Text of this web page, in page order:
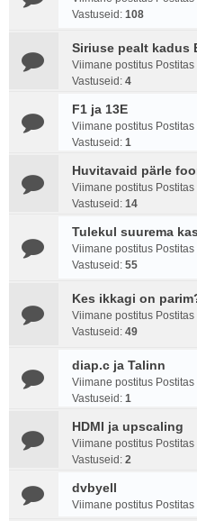
Vastuseid: 108
Siriuse pealt kadus
Viimane postitus Postitas
Vastuseid: 4
F1 ja 13E
Viimane postitus Postitas
Vastuseid: 1
Huvitavaid pärle
Viimane postitus Postitas
Vastuseid: 14
Tulekul suurema
Viimane postitus Postitas
Vastuseid: 55
Kes ikkagi on
Viimane postitus Postitas
Vastuseid: 49
diap.c ja Talinn
Viimane postitus Postitas
Vastuseid: 1
HDMI ja upscaling
Viimane postitus Postitas
Vastuseid: 2
dvbyell
Viimane postitus Postitas